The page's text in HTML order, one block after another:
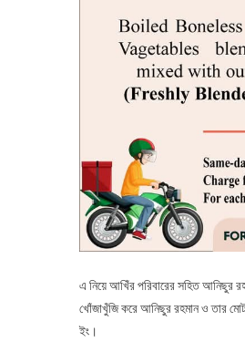
এ নিয়ে আখিঁর পরিবারের সহিত আনিছুর
খোঁজাখুঁজি করে আনিছুর রহমান ও তার
ইং।